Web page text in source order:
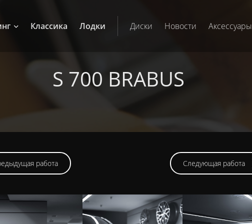
Классика Лодки Диски Новости Аксессуары
S 700 BRABUS
работа Следующая работа